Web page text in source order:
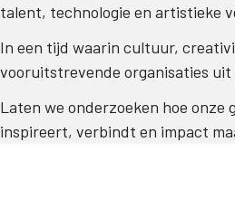
talent, technologie en artistieke
In een tijd waarin cultuur,
vooruitstrevende organisaties
Laten we onderzoeken hoe
inspireert, verbindt en impact